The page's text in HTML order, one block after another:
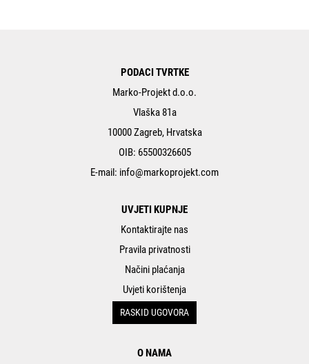
PODACI TVRTKE
Marko-Projekt d.o.o.
Vlaška 81a
10000 Zagreb, Hrvatska
OIB: 65500326605
E-mail: info@markoprojekt.com
UVJETI KUPNJE
Kontaktirajte nas
Pravila privatnosti
Načini plaćanja
Uvjeti korištenja
RASKID UGOVORA
O NAMA